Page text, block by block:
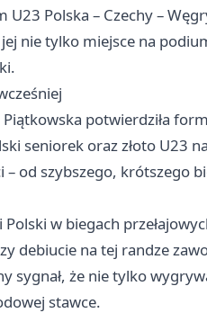
Polska – Czechy –
nie tylko miejsce na
potwierdziła
seniorek oraz złoto U23
od szybszego, krótszego
w biegach
debiucie na tej randze
sygnał, że nie tylko
stawce.